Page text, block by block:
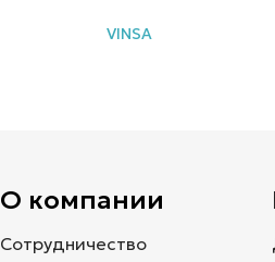
VINSA
О компании
Сотрудничество